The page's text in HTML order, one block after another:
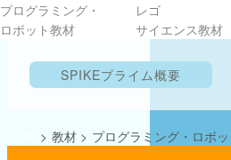
プログラミング・
ロボット教材
レゴ
サイエンス教材
SPIKEプライム概要
> 教材 > プログラミング・ロボ